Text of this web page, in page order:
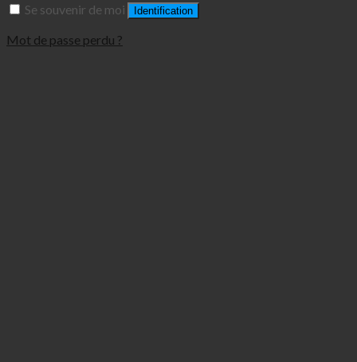
Se souvenir de moi
Identification
Mot de passe perdu ?